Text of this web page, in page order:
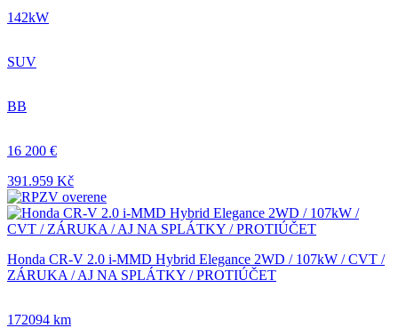
142kW
SUV
BB
16 200 €
391.959 Kč
Honda CR-V 2.0 i-MMD Hybrid Elegance 2WD / 107kW / CVT /
ZÁRUKA / AJ NA SPLÁTKY / PROTIÚČET
172094 km